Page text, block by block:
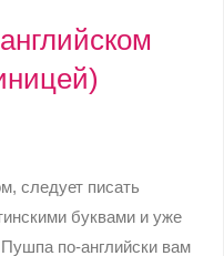
следует писать
буквами и уже
по-английски вам